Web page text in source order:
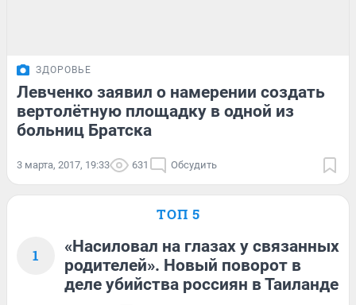
ЗДОРОВЬЕ
Левченко заявил о намерении создать
вертолётную площадку в одной из
больниц Братска
3 марта, 2017, 19:33 631 Обсудить
ТОП 5
1
«Насиловал на глазах у связанных
родителей». Новый поворот в
деле убийства россиян в Таиланде